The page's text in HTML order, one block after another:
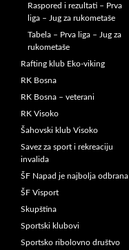
Raspored i rezultati – Prva
liga – Jug za rukometaše
Tabela – Prva liga – Jug za
rukometaše
Rafting klub Eko-viking
RK Bosna
RK Bosna – veterani
RK Visoko
Šahovski klub Visoko
Savez za sport i rekreaciju
invalida
ŠF Napad je najbolja odbrana
ŠF Visport
Skupština
Sportski klubovi
Sportsko ribolovno društvo